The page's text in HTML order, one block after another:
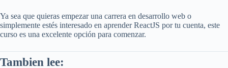
Ya sea que quieras empezar una carrera en desarrollo web o
simplemente estés interesado en aprender ReactJS por tu cuenta, este
curso es una excelente opción para comenzar.
Tambien lee: